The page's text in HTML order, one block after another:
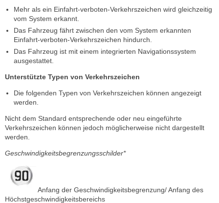
Mehr als ein Einfahrt-verboten-Verkehrszeichen wird gleichzeitig
vom System erkannt.
Das Fahrzeug fährt zwischen den vom System erkannten
Einfahrt-verboten-Verkehrszeichen hindurch.
Das Fahrzeug ist mit einem integrierten Navigationssystem
ausgestattet.
Unterstützte Typen von Verkehrszeichen
Die folgenden Typen von Verkehrszeichen können angezeigt
werden.
Nicht dem Standard entsprechende oder neu eingeführte
Verkehrszeichen können jedoch möglicherweise nicht dargestellt
werden.
Geschwindigkeitsbegrenzungsschilder*
Anfang der Geschwindigkeitsbegrenzung/ Anfang des
Höchstgeschwindigkeitsbereichs